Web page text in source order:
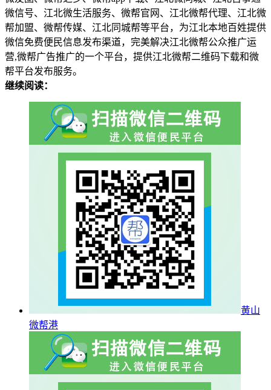
微信号、江北微生活服务、微帮官网、江北微帮代理、江北微
帮加盟、微帮传媒、江北同城帮等平台，为江北本地百姓提供
微信免费便民信息发布渠道，完美解决江北微帮公众推广运
营,微帮广告推广的一个平台，提供江北微帮二维码下载和微
帮平台发布服务。
继续阅读：
黄山
微帮港